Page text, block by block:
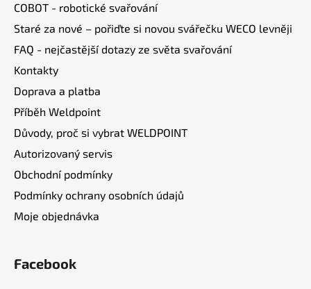
COBOT - robotické svařování
Staré za nové – pořiďte si novou svářečku WECO levněji
FAQ - nejčastější dotazy ze světa svařování
Kontakty
Doprava a platba
Příběh Weldpoint
Důvody, proč si vybrat WELDPOINT
Autorizovaný servis
Obchodní podmínky
Podmínky ochrany osobních údajů
Moje objednávka
Facebook